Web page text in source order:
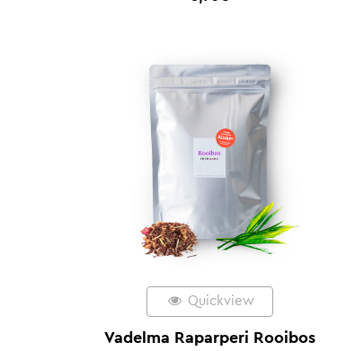
Quickview
Vadelma Raparperi Rooibos